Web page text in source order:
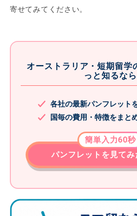
寄せてみてください。
オーストラリア・短期留学
っと知るなら
各社の最新パンフレット
国毎の費用・特徴をまと
パンフレットを見てみ
簡単入力60秒